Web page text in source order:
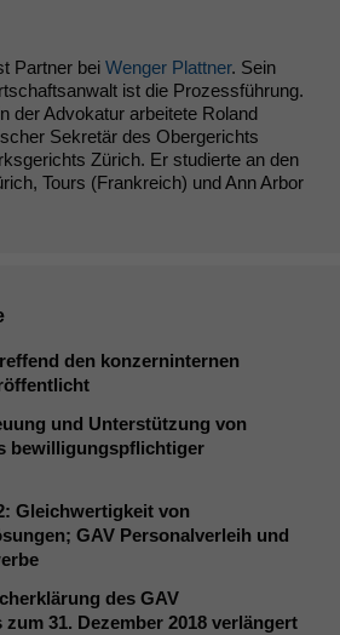
Partner bei Wenger Plattner. Sein
ist die Prozessführung.
der Advokatur arbeitete Roland
Sekretär des Obergerichts
Zürich. Er studierte an den
Tours (Frankreich) und Ann Arbor
den konzerninternen
und Unterstützung von
bewilligungspflichtiger
Gleichwertigkeit von
GAV Personalverleih und
des GAV
31. Dezember 2018 verlängert
damit die
Website
korrekt
angezeigt
werden kann.
wir
Daten auf.
Funktionalität
Einige
dieser Website
sind optional.